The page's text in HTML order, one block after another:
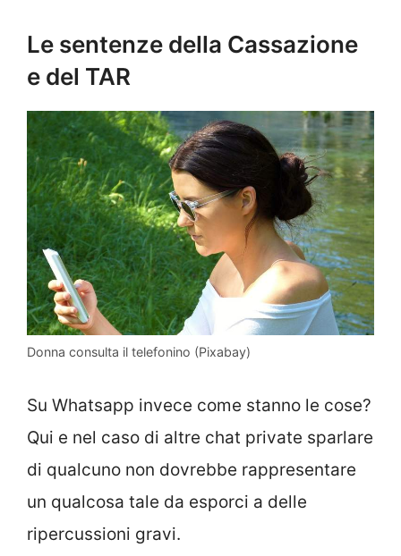
Le sentenze della Cassazione
e del TAR
Donna consulta il telefonino (Pixabay)
Su Whatsapp invece come stanno le cose?
Qui e nel caso di altre chat private sparlare
di qualcuno non dovrebbe rappresentare
un qualcosa tale da esporci a delle
ripercussioni gravi.